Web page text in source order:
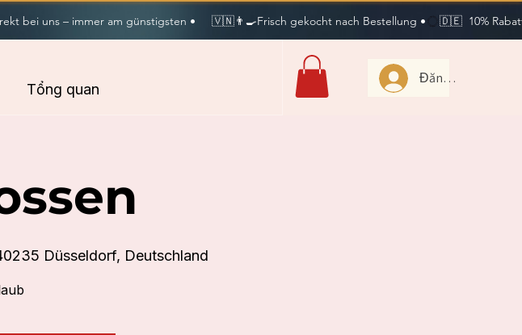
bei uns – immer am günstigsten •     🇻🇳👨‍🍳Frisch gekocht nach Bestellung •
Tổng quan
Đăng nhập
Düsseldorf, Deutschland